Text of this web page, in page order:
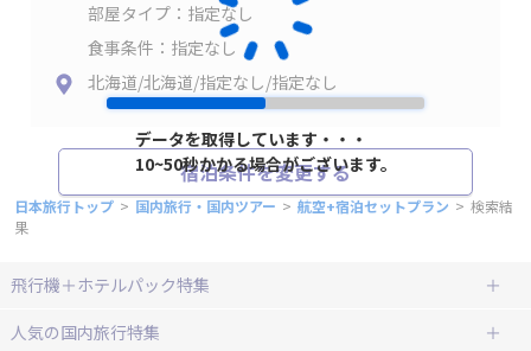
データを取得しています・・・
10~50秒かかる場合がございます。
部屋タイプ：指定なし
食事条件：指定なし
北海道/北海道/指定なし/指定なし
宿泊条件を変更する
日本旅行トップ > 国内旅行・国内ツアー > 航空+宿泊セットプラン > 検索結
果
飛行機＋ホテルパック特集
赤い風船ダイナミックパッケージ
ＪＡＬで行く飛行機+ホテルパック
人気の国内旅行特集